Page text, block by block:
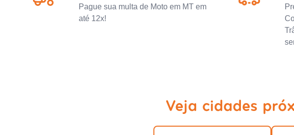
Pague sua multa de Moto em MT em
até 12x!
Veja cidades